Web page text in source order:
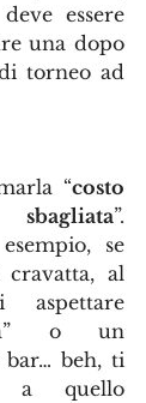
essere
una dopo
torneo ad
“costo
”.
se
al
o un
bar… beh, ti
a quello